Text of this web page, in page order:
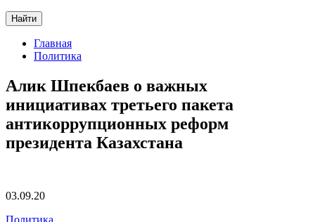
Найти
Главная
Политика
Алик Шпекбаев о важных
инициативах третьего пакета
антикоррупционных реформ
президента Казахстана
03.09.20